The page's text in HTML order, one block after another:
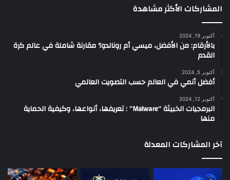
المشاركات الأكثر مشاهدة
أكتوبر 19, 2024
بالأرقام: من الأفضل، ميسي أم رونالدو؟ مقارنة شاملة في عالم كرة
القدم
أكتوبر 5, 2024
أفضل أنمي في العالم حسب التصويت العالمي
أكتوبر 12, 2024
البرمجيات الخبيثة “Malware” : تعريفها، أنواعها، وكيفية الحماية
منها
آخر المشاركات المعدلة